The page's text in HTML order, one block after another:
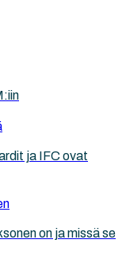
ja IFC ovat
on ja missä se